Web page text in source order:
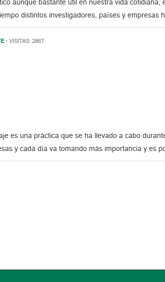
aunque bastante útil en nuestra vida cotidiana,
distintos investigadores, países y empresas
• VISITAS: 2867
es una práctica que se ha llevado a cabo
y cada día va tomando más importancia y es